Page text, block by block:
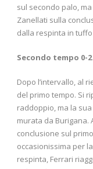
sul secondo palo,
Zanellati sulla
dalla respinta in
Secondo tempo 0-2
Dopo l’intervallo, al
del primo tempo. Si
raddoppio, ma la
murata da Burigana.
conclusione sul
occasionissima per
respinta, Ferrari